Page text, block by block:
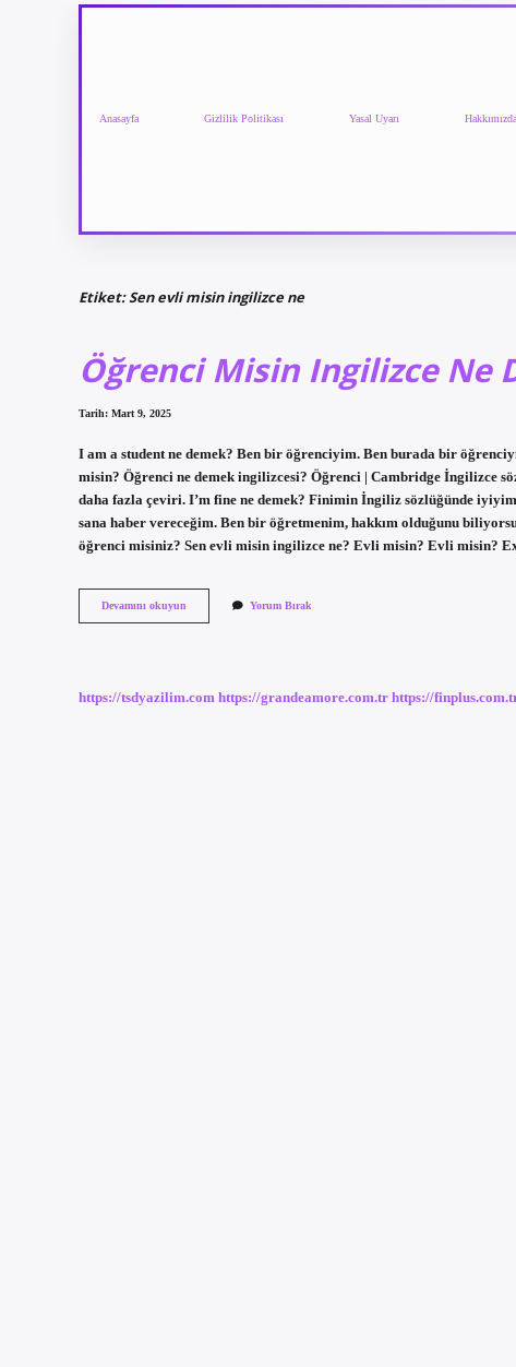
Anasayfa Gizlilik Politikası Yasal Uyarı Hakkımızda
Etiket:Sen evli misin ingilizce ne
Öğrenci Misin Ingilizce Ne
Tarih: Mart 9, 2025
I am a student ne demek? Ben bir öğrenciyim. Ben burada bir
misin? Öğrenci ne demek ingilizcesi? Öğrenci | Cambridge İngilizce
daha fazla çeviri. I’m fine ne demek? Finimin İngiliz sözlüğünde
sana haber vereceğim. Ben bir öğretmenim, hakkım olduğunu
öğrenci misiniz? Sen evli misin ingilizce ne? Evli misin? Evli misin?
Devamını okuyun
Misin
Yorum Bırak
https://tsdyazilim.com https://grandeamore.com.tr https://